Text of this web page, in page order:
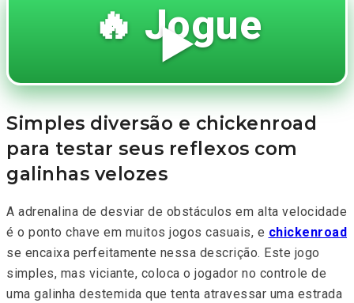
🔥 Jogue
▶️
Simples diversão e chickenroad
para testar seus reflexos com
galinhas velozes
A adrenalina de desviar de obstáculos em alta velocidade
é o ponto chave em muitos jogos casuais, e chickenroad
se encaixa perfeitamente nessa descrição. Este jogo
simples, mas viciante, coloca o jogador no controle de
uma galinha destemida que tenta atravessar uma estrada